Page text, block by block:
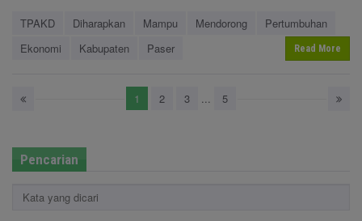
TPAKD Diharapkan Mampu Mendorong
Pertumbuhan
Ekonomi
Kabupaten Paser Read More
1 2 3 ... 5
Pencarian